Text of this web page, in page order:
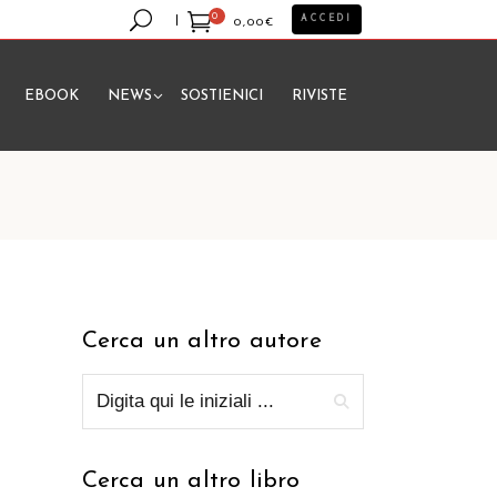
0
0,00€
prodotto nel carrello.
ACCEDI
EBOOK NEWS SOSTIENICI RIVISTE
Cerca un altro autore
Cerca un altro libro